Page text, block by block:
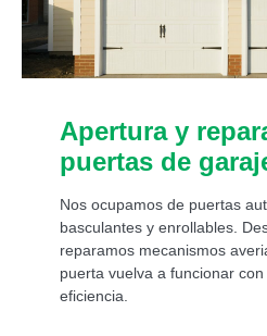
Apertura y
puertas de
Nos ocupamos de puertas
basculantes y enrollables.
reparamos mecanismos
puerta vuelva a funcionar
eficiencia.